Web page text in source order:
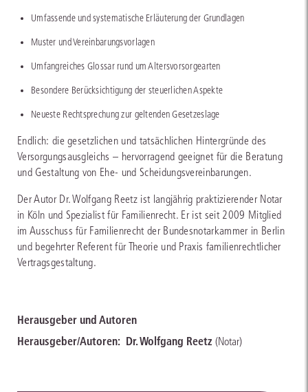
Umfassende und systematische Erläuterung der Grundlagen
Muster und Vereinbarungsvorlagen
Umfangreiches Glossar rund um Altersvorsorgearten
Besondere Berücksichtigung der steuerlichen Aspekte
Neueste Rechtsprechung zur geltenden Gesetzeslage
Endlich: die gesetzlichen und tatsächlichen Hintergründe des
Versorgungsausgleichs – hervorragend geeignet für die Beratung
und Gestaltung von Ehe- und Scheidungsvereinbarungen.
Der Autor Dr. Wolfgang Reetz ist langjährig praktizierender Notar
in Köln und Spezialist für Familienrecht. Er ist seit 2009 Mitglied
im Ausschuss für Familienrecht der Bundesnotarkammer in Berlin
und begehrter Referent für Theorie und Praxis familienrechtlicher
Vertragsgestaltung.
Herausgeber und Autoren
Herausgeber/Autoren: Dr. Wolfgang Reetz (Notar)